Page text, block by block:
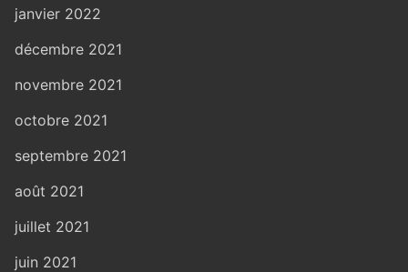
janvier 2022
décembre 2021
novembre 2021
octobre 2021
septembre 2021
août 2021
juillet 2021
juin 2021